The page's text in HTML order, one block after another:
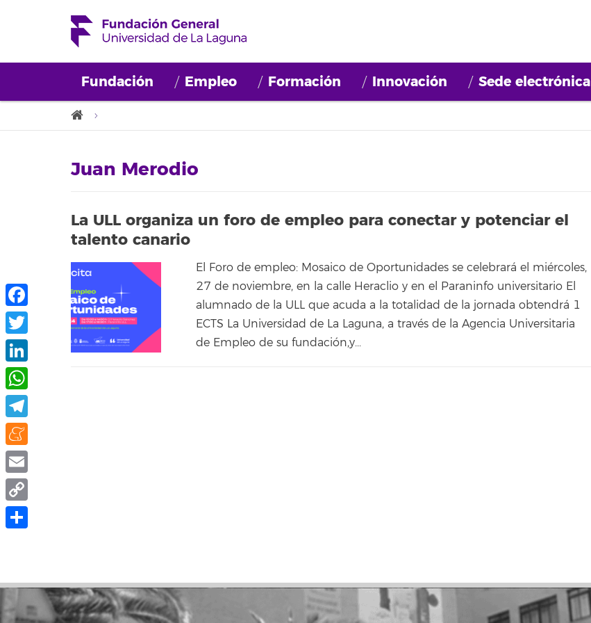
Fundación Empleo Formación Innovación Sede electrónica
Juan Merodio
La ULL organiza un foro de empleo para conectar y potenciar el
talento canario
El Foro de empleo: Mosaico de Oportunidades se celebrará el miércoles,
27 de noviembre, en la calle Heraclio y en el Paraninfo universitario El
alumnado de la ULL que acuda a la totalidad de la jornada obtendrá 1
ECTS La Universidad de La Laguna, a través de la Agencia Universitaria
de Empleo de su fundación,y...
Facebook
Twitter
LinkedIn
WhatsApp
Telegram
Meneame
Email
Copy